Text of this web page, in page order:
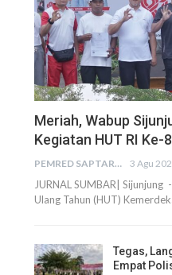
Meriah, Wabup
Kegiatan HUT RI Ke-
PEMRED SAPTARIUS 3 Agu
JURNAL SUMBAR|
Ulang Tahun (HUT)
Tegas,
Empat